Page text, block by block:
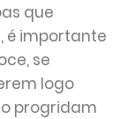
que
é importante
se
logo
progridam